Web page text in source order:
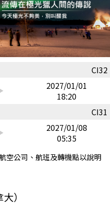
CI32
2027/01/01
18:20
CI31
2027/01/08
05:35
空公司、航班及轉機點以說明
）